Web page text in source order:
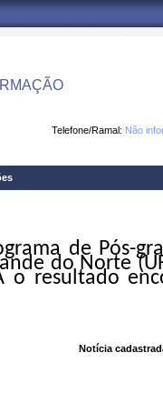
Telefone/Ramal: Não
de Pós-
do Norte
o resultado
Notícia